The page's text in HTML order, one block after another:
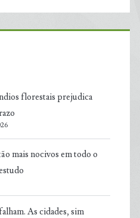
florestais prejudica
mais nocivos em todo o
As cidades, sim